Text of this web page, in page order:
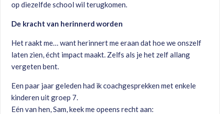
op diezelfde school wil terugkomen.
De kracht van herinnerd worden
Het raakt me… want herinnert me eraan dat hoe we onszelf
laten zien, écht impact maakt. Zelfs als je het zelf allang
vergeten bent.
Een paar jaar geleden had ik coachgesprekken met enkele
kinderen uit groep 7.
Eén van hen, Sam, keek me opeens recht aan: